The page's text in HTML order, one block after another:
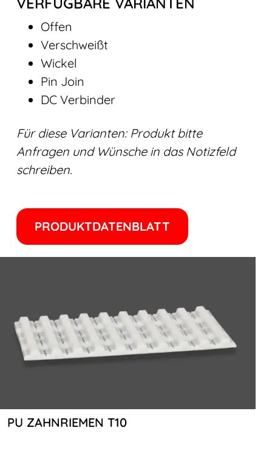
Offen
Verschweißt
Wickel
Pin Join
DC Verbinder
Für diese Varianten: Produkt bitte
Anfragen und Wünsche in das Notizfeld
schreiben.
PRODUKTDATENBLATT
PU ZAHNRIEMEN T10